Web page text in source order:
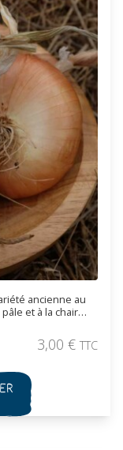
ancienne au
et à la chair
sa saveur subtile.
3,00 € TTC